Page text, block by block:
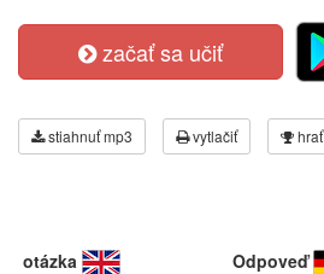
začať sa učiť
stiahnuť mp3 vytlačiť hrať
otázka Odpoveď